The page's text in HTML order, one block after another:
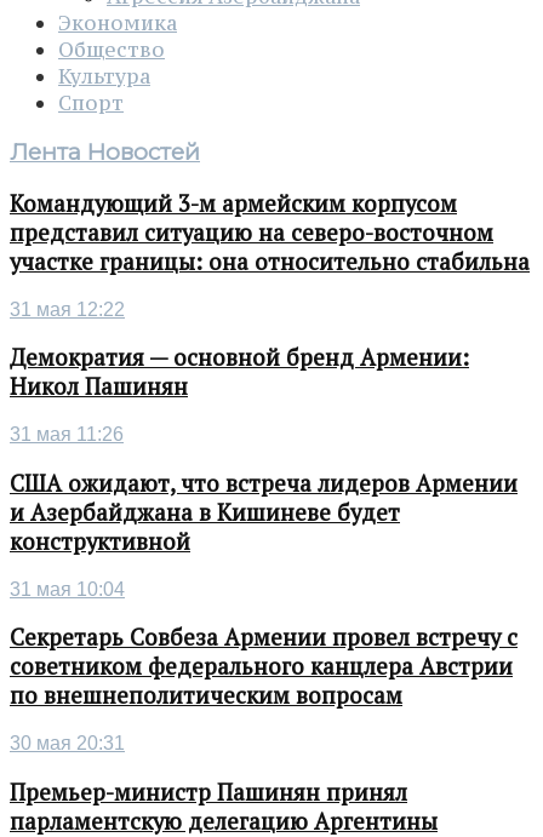
Экономика
Общество
Культура
Спорт
Лента Новостей
Командующий 3-м армейским корпусом
представил ситуацию на северо-восточном
участке границы: она относительно стабильна
31 мая 12:22
Демократия — основной бренд Армении:
Никол Пашинян
31 мая 11:26
США ожидают, что встреча лидеров Армении
и Азербайджана в Кишиневе будет
конструктивной
31 мая 10:04
Секретарь Совбеза Армении провел встречу с
советником федерального канцлера Австрии
по внешнеполитическим вопросам
30 мая 20:31
Премьер-министр Пашинян принял
парламентскую делегацию Аргентины